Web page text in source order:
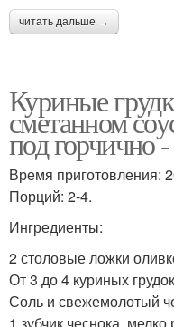
читать дальше →
Куриные
сметанном
под горчично
Время приготовления:
Порций: 2-4.
Ингредиенты:
2 столовые ложки
От 3 до 4 куриных
Соль и свежемолотый
1 зубчик чеснока, мелко